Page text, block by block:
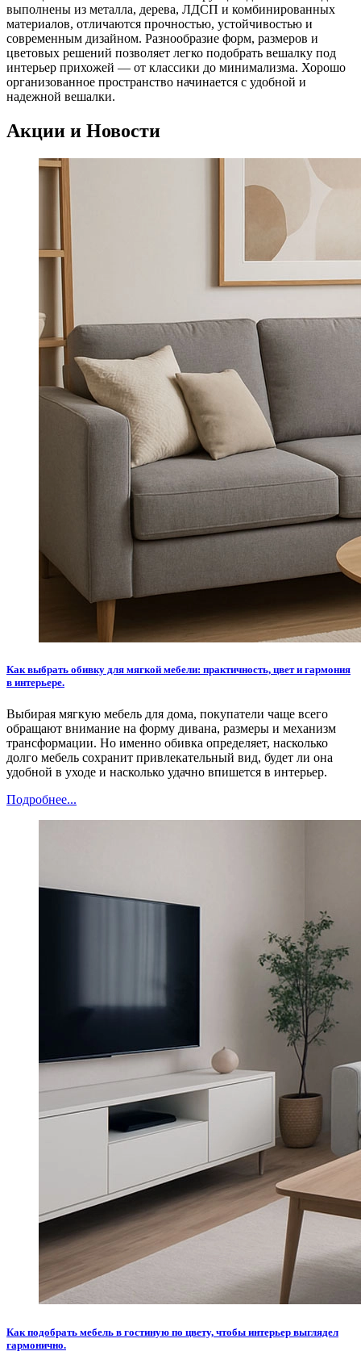
выполнены из металла, дерева, ЛДСП и комбинированных
материалов, отличаются прочностью, устойчивостью и
современным дизайном. Разнообразие форм, размеров и
цветовых решений позволяет легко подобрать вешалку под
интерьер прихожей — от классики до минимализма. Хорошо
организованное пространство начинается с удобной и
надежной вешалки.
Акции и Новости
Как выбрать обивку для мягкой мебели: практичность, цвет и гармония
в интерьере.
Выбирая мягкую мебель для дома, покупатели чаще всего
обращают внимание на форму дивана, размеры и механизм
трансформации. Но именно обивка определяет, насколько
долго мебель сохранит привлекательный вид, будет ли она
удобной в уходе и насколько удачно впишется в интерьер.
Подробнее...
Как подобрать мебель в гостиную по цвету, чтобы интерьер выглядел
гармонично.